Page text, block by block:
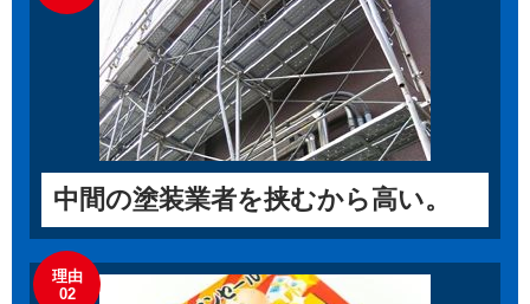
中間の塗装業者を挟むから高い。
理由
02